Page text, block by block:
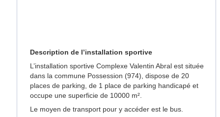
Description de l’installation sportive
L’installation sportive Complexe Valentin Abral est située
dans la commune Possession (974), dispose de 20
places de parking, de 1 place de parking handicapé et
occupe une superficie de 10000 m².
Le moyen de transport pour y accéder est le bus.